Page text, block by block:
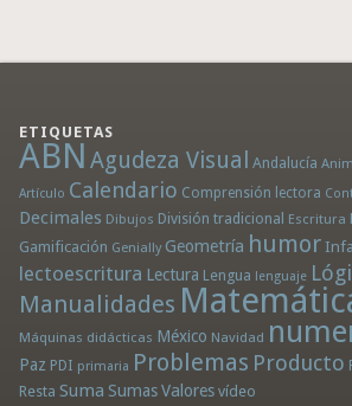
ETIQUETAS
ABN Agudeza Visual Andalucía
Artículo Calendario Comprensión lectora
Decimales Dibujos División tradicional Escritura
Gamificación Genially Geometría humor
lectoescritura Lectura Lengua lenguaje
Manualidades
Máquinas didácticas México Navidad
Paz PDI primaria Problemas Producto
Resta Suma Sumas Valores vídeo